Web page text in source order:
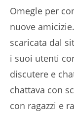
Omegle per
nuove
scaricata dal
i suoi utenti
discutere e
chattava con
con ragazzi e